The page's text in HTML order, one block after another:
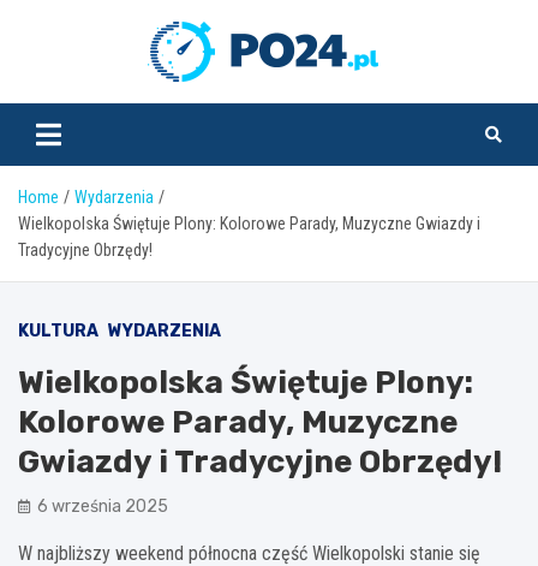
Home
Wydarzenia
Wielkopolska Świętuje Plony: Kolorowe Parady, Muzyczne Gwiazdy i
Tradycyjne Obrzędy!
KULTURA WYDARZENIA
Wielkopolska Świętuje Plony:
Kolorowe Parady, Muzyczne
Gwiazdy i Tradycyjne Obrzędy!
6 września 2025
W najbliższy weekend północna część Wielkopolski stanie się